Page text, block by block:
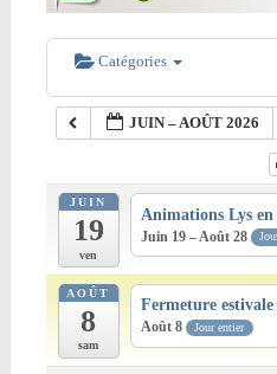
Catégories
JUIN – AOÛT 2026
JUIN
19
ven
Animations Lys en
Juin 19 – Août 28
AOÛT
8
sam
Fermeture
Août 8 Jour entier